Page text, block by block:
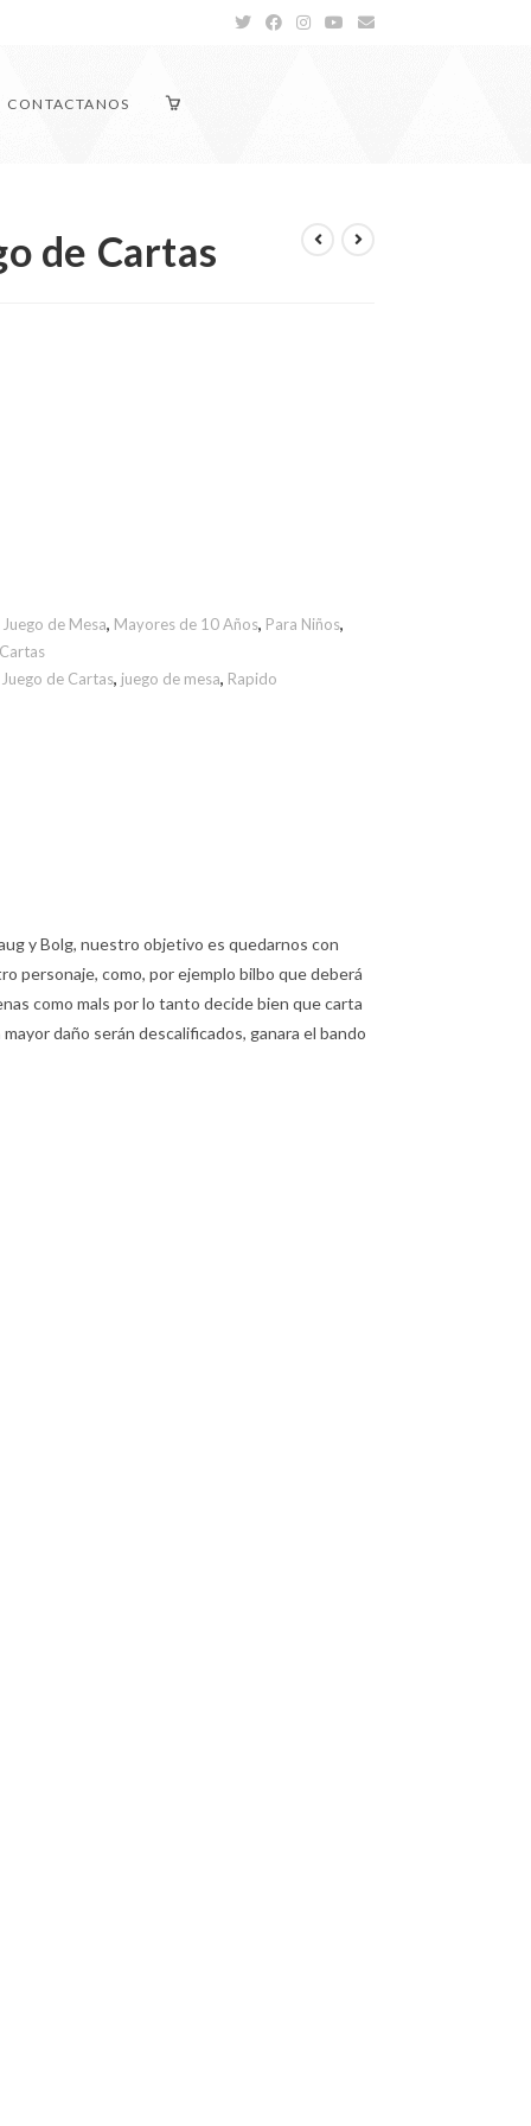
CONTACTANOS
de Cartas
Juego de Mesa, Mayores de 10 Años, Para Niños,
de Cartas, juego de mesa, Rapido
y Bolg, nuestro objetivo es quedarnos con
personaje, como, por ejemplo bilbo que deberá
como mals por lo tanto decide bien que carta
daño serán descalificados, ganara el bando